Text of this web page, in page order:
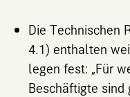
Die Technischen
4.1) enthalten
legen fest: „Für
Beschäftigte sind